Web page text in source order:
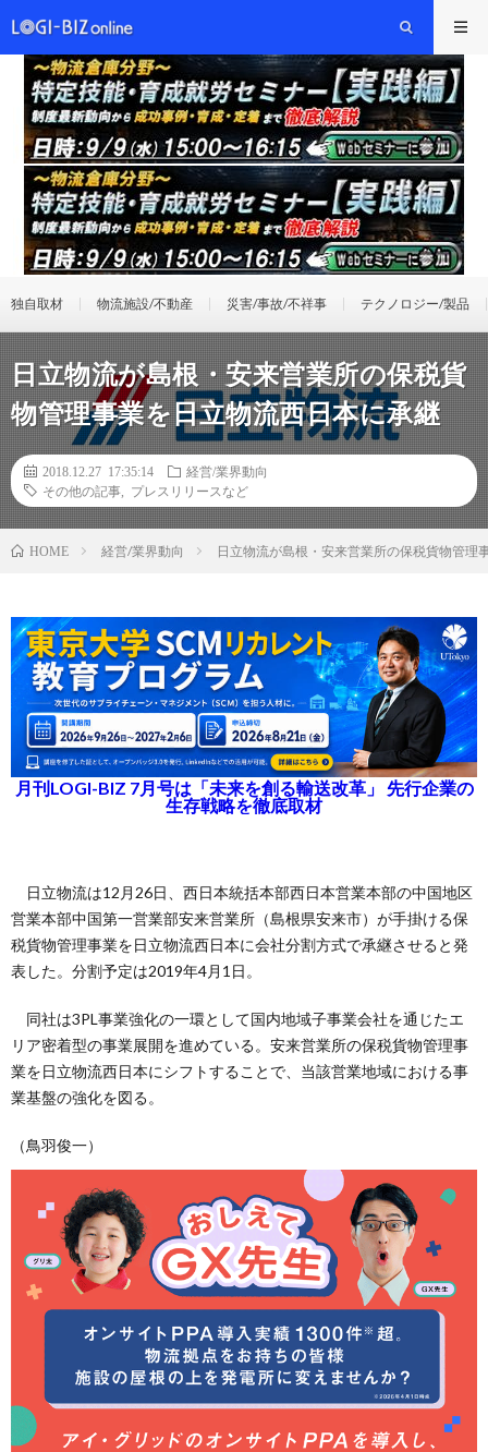
独自取材 物流施設/不動産 災害/事故/不祥事 テクノロジー/製品
日立物流が島根・安来営業所の保税貨
物管理事業を日立物流西日本に承継
2018.12.27 17:35:14
経営/業界動向
その他の記事
プレスリリースなど
HOME 経営/業界動向 日立物流が島根・安来営業所の保税貨物管理
月刊LOGI-BIZ 7月号は「未来を創る輸送改革」 先行企業の
生存戦略を徹底取材
日立物流は12月26日、西日本統括本部西日本営業本部の中国地区
営業本部中国第一営業部安来営業所（島根県安来市）が手掛ける保
税貨物管理事業を日立物流西日本に会社分割方式で承継させると発
表した。分割予定は2019年4月1日。
同社は3PL事業強化の一環として国内地域子事業会社を通じたエ
リア密着型の事業展開を進めている。安来営業所の保税貨物管理事
業を日立物流西日本にシフトすることで、当該営業地域における事
業基盤の強化を図る。
（鳥羽俊一）